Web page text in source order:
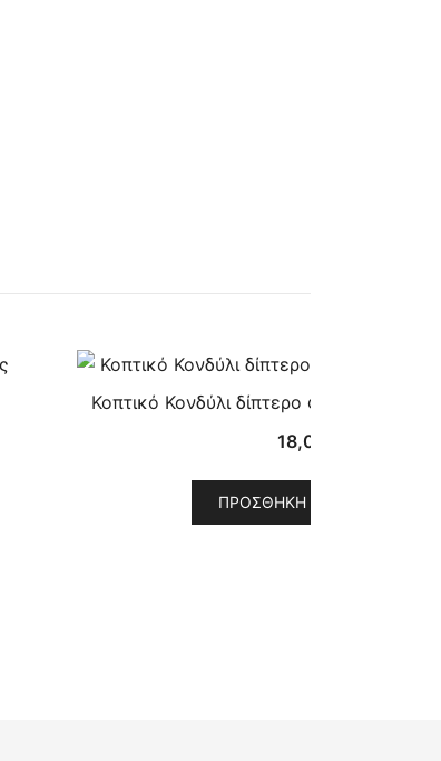
Κοπτικό Κονδύλι δίπτερο φινιρίσματος
18,00
ΠΡΟΣΘΉΚΗ ΣΤΟ ΚΑΛΆΘΙ